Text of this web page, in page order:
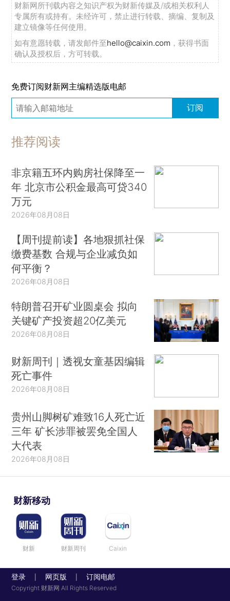
财新网所刊载内容之知识产权为财新传媒及/或相关权利人
专属所有或持有。未经许可，禁止进行转载、摘编、复制及
建立镜像等任何使用。
如有意愿转载，请发邮件至hello@caixin.com ，获得书面
确认及授权后，方可转载。
免费订阅财新网主编精选版电邮
订阅
推荐阅读
非京籍五环内购房社保降至一
年 北京市公积金最高可贷340
万元
2026年08月08日
【周刊提前读】各地狠抓社保
缴费基数 合规与企业减负如
何平衡？
2026年08月08日
特朗普召开矿业圆桌会 拟向
关键矿产投资超20亿美元
2026年08月08日
财新周刊｜透视女童基因编辑
死亡事件
2026年08月08日
贵州山脚树矿难致16人死亡近
三年 矿长涉罪被罢免全国人
大代表
2026年08月08日
财新移动
财新 财新周刊 Caixin
登录 网页版 订阅电邮
Copyright 财新网 All Rights Reserved